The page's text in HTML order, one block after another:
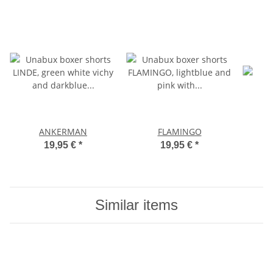
ANKERMAN
19,95 € *
FLAMINGO
19,95 € *
Similar items